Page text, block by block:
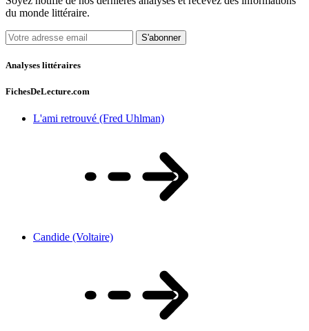
du monde littéraire.
S'abonner
Analyses littéraires
FichesDeLecture.com
L'ami retrouvé (Fred Uhlman)
Candide (Voltaire)